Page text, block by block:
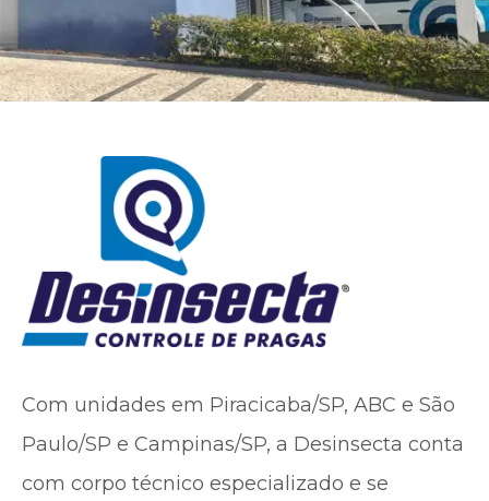
Com unidades em Piracicaba/SP, ABC e São
Paulo/SP e Campinas/SP, a Desinsecta conta
com corpo técnico especializado e se